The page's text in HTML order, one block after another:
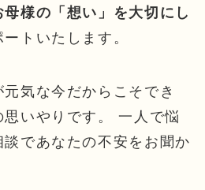
様の「想い」を大切にし
ートいたします。
気な今だからこそでき
いやりです。 一人で悩
談であなたの不安をお聞か